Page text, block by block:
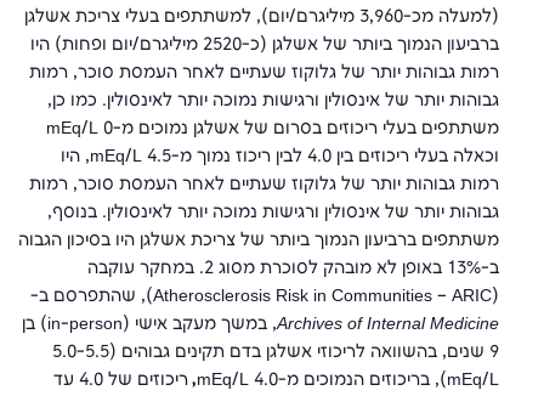
(למעלה מכ-3,960 מיליגרם/יום), למשתתפים בעלי צריכת אשלגן
ברביעון הנמוך ביותר של אשלגן (כ-2520 מיליגרם/יום ופחות) היו
רמות גבוהות יותר של גלוקוז שעתיים לאחר העמסת סוכר, רמות
גבוהות יותר של אינסולין ורגישות נמוכה יותר לאינסולין. כמו כן,
משתתפים בעלי ריכוזים בסרום של אשלגן נמוכים מ-0 mEq/L
וכאלה בעלי ריכוזים בין 4.0 לבין ריכוז נמוך מ-4.5 mEq/L, היו
רמות גבוהות יותר של גלוקוז שעתיים לאחר העמסת סוכר, רמות
גבוהות יותר של אינסולין ורגישות נמוכה יותר לאינסולין. בנוסף,
משתתפים ברביעון הנמוך ביותר של צריכת אשלגן היו בסיכון הגבוה
ב-13% באופן לא מובהק לסוכרת מסוג 2. במחקר עוקבה
(Atherosclerosis Risk in Communities – ARIC), שהתפרסם ב-
Archives of Internal Medicine
, במשך מעקב אישי (in-person) בן
9 שנים, בהשוואה לריכוזי אשלגן בדם תקינים גבוהים (5.0-5.5
mEq/L), בריכוזים הנמוכים מ-4.0 mEq/L
,
ריכוזים של 4.0 עד